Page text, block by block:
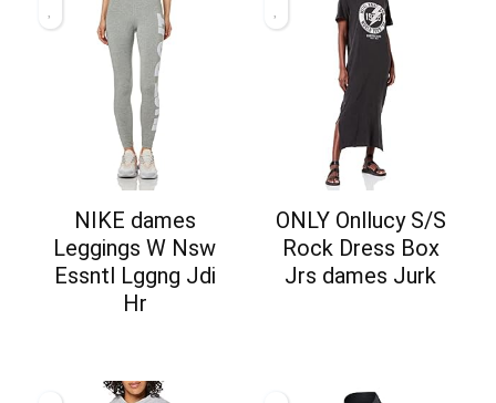
NIKE dames
Leggings W Nsw
Essntl Lggng Jdi
Hr
ONLY Onllucy S/S
Rock Dress Box
Jrs dames Jurk